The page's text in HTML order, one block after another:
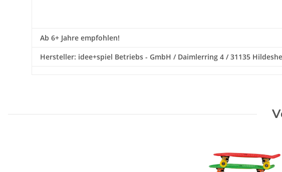
Ab 6+ Jahre empfohlen!
Hersteller: idee+spiel Betriebs - GmbH / Daimlerring 4 / 31135